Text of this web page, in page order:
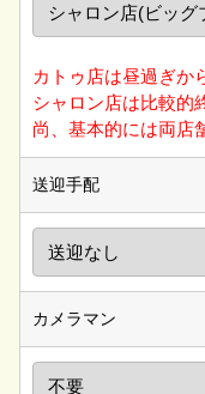
カトゥ店は昼過ぎか
シャロン店は比較的
尚、基本的には両店
送迎手配
カメラマン